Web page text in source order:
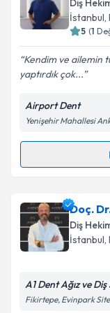
takvim
Kişisel
Metni'ni
Diş
İstanbul,
5 (1
Kendim ve ailemin
yaptırdık çok...
Airport Dent
Yenişehir Mahallesi
Randevu
Dt. Hacı
oluşturun.
takvim
Doç.
Diş
İstanbul,
A1 Dent Ağız ve Diş
Fikirtepe, Evinpark